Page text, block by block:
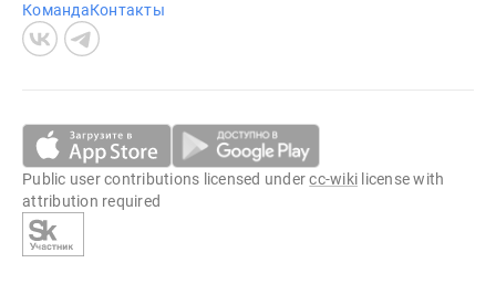
КомандаКонтакты
Public user contributions licensed undercc-wiki license with
attribution required